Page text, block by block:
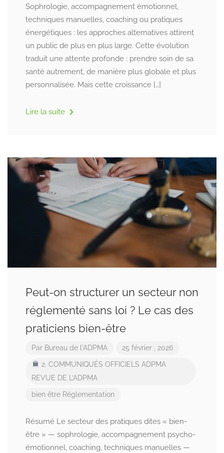
Sophrologie, accompagnement émotionnel,
techniques manuelles, coaching ou pratiques
énergétiques : les approches alternatives attirent
un public de plus en plus large. Cette évolution
traduit une attente profonde : prendre soin de sa
santé autrement, de manière plus globale et plus
personnalisée. Mais cette croissance […]
Lire la suite
Peut-on structurer un secteur non
réglementé sans loi ? Le cas des
praticiens bien-être
Par Bureau de l'ADPMA 25 février , 2026
2. COMMUNIQUÉS OFFICIELS ADPMA
REVUE DE L’ADPMA
bien être Réglementation
Résumé Le secteur des pratiques dites « bien-
être » — sophrologie, accompagnement psycho-
émotionnel, coaching, techniques manuelles —